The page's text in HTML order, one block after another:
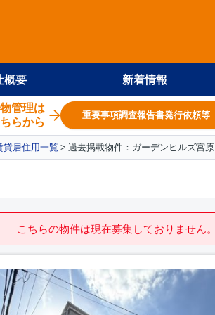
概要 新着情報
管理は
らから
重要事項調査報告書発行依頼等
貸居住用一覧 過去掲載物件：ガーデンヒルズ宮原
こちらの物件は現在募集しておりません。